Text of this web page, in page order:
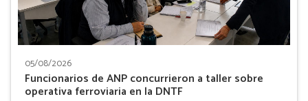
05/08/2026
Funcionarios de ANP concurrieron a taller sobre
operativa ferroviaria en la DNTF